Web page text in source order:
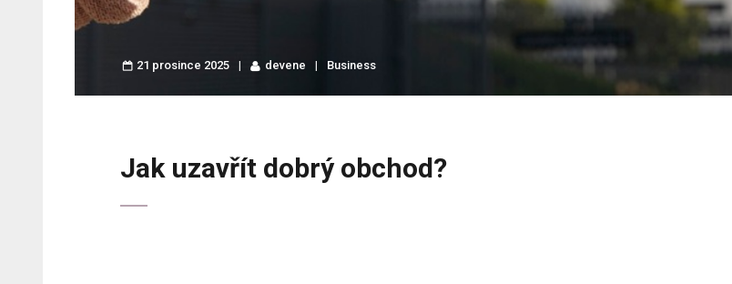
21 prosince 2025 devene Business
Jak uzavřít dobrý obchod?